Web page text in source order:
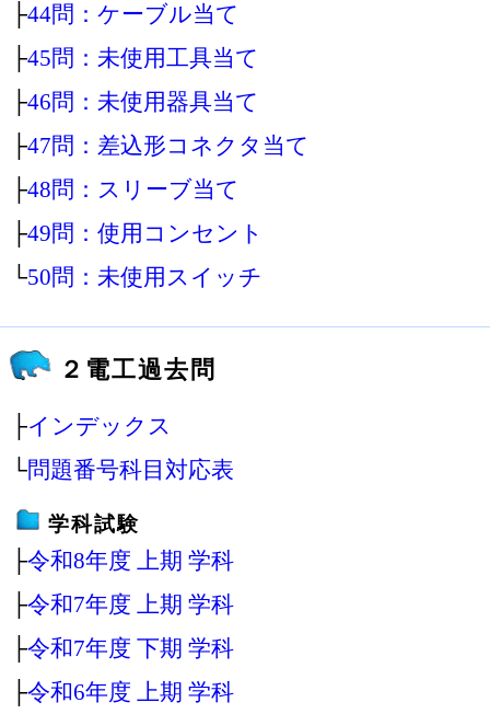
├44問：ケーブル当て
├45問：未使用工具当て
├46問：未使用器具当て
├47問：差込形コネクタ当て
├48問：スリーブ当て
├49問：使用コンセント
└50問：未使用スイッチ
２電工過去問
├インデックス
└問題番号科目対応表
学科試験
├令和8年度 上期 学科
├令和7年度 上期 学科
├令和7年度 下期 学科
├令和6年度 上期 学科